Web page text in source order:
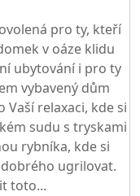
pro ty, kteří
v oáze klidu
ubytování i pro ty
vybavený dům
relaxaci, kde si
sudu s tryskami
rybníka, kde si
ugrilovat.
toto...